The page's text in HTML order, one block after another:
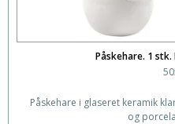
Påskehare. 1
Påskehare i glaseret keramik
og